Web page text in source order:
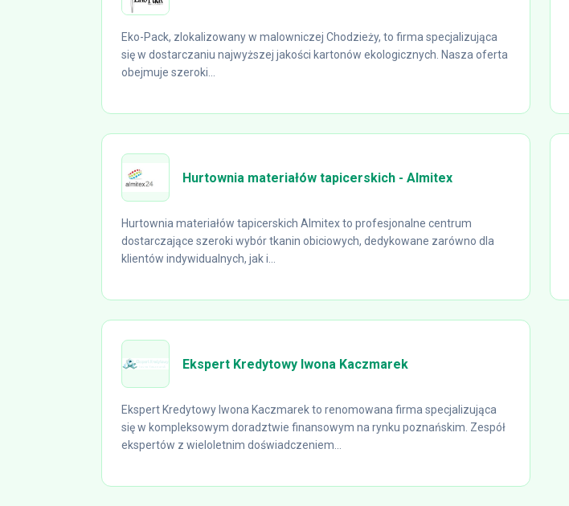
Eko-Pack, zlokalizowany w malowniczej Chodzieży, to firma specjalizująca
się w dostarczaniu najwyższej jakości kartonów ekologicznych. Nasza oferta
obejmuje szeroki...
Hurtownia materiałów tapicerskich - Almitex
Hurtownia materiałów tapicerskich Almitex to profesjonalne centrum
dostarczające szeroki wybór tkanin obiciowych, dedykowane zarówno dla
klientów indywidualnych, jak i...
Ekspert Kredytowy Iwona Kaczmarek
Ekspert Kredytowy Iwona Kaczmarek to renomowana firma specjalizująca
się w kompleksowym doradztwie finansowym na rynku poznańskim. Zespół
ekspertów z wieloletnim doświadczeniem...